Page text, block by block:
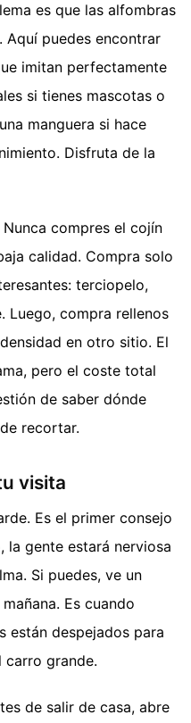
es que las alfombras
Aquí puedes encontrar
imitan perfectamente
si tienes mascotas o
manguera si hace
Disfruta de la
compres el cojín
calidad. Compra solo
terciopelo,
Luego, compra rellenos
en otro sitio. El
pero el coste total
de saber dónde
recortar.
visita
Es el primer consejo
la gente estará nerviosa
Si puedes, ve un
Es cuando
están despejados para
carro grande.
de salir de casa, abre